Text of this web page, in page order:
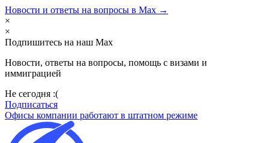
Новости и ответы на вопросы в Max →
×
×
Подпишитесь на наш Max
Новости, ответы на вопросы, помощь с визами и
иммиграцией
Не сегодня :(
Подписаться
Офисы компании работают в штатном режиме